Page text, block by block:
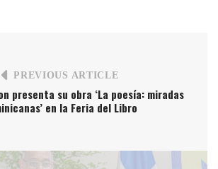
PREVIOUS ARTICLE
presenta su obra ‘La poesía: miradas
en la Feria del Libro